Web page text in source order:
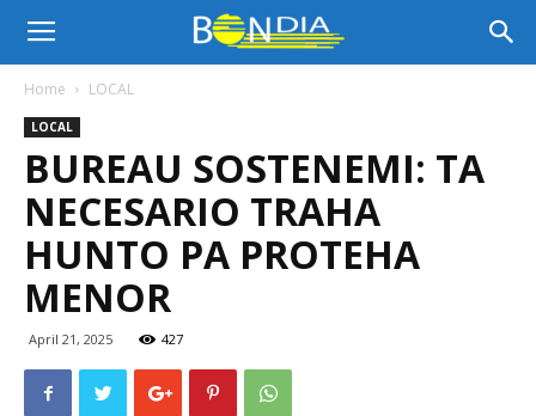
Bon
Dia
Aruba
Home LOCAL
LOCAL
BUREAU SOSTENEMI: TA
NECESARIO TRAHA
HUNTO PA PROTEHA
MENOR
April 21, 2025 427